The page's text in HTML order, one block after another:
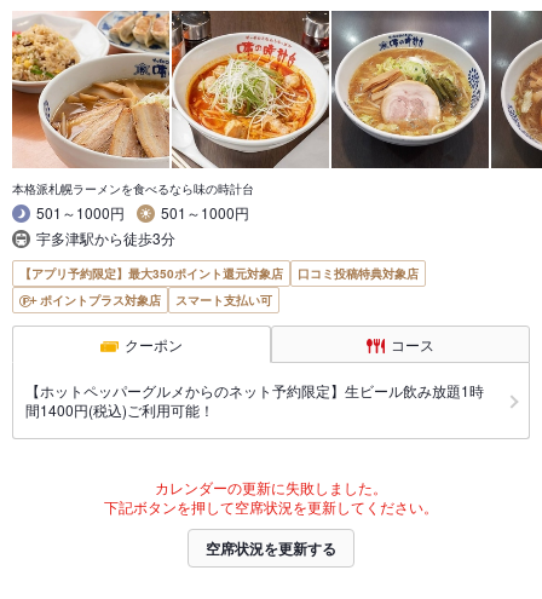
本格派札幌ラーメンを食べるなら味の時計台
501～1000円
501～1000円
宇多津駅から徒歩3分
【アプリ予約限定】最大350ポイント還元対象店
口コミ投稿特典対象店
ポイントプラス対象店
スマート支払い可
クーポン コース
【ホットペッパーグルメからのネット予約限定】生ビール飲み放題1時
間1400円(税込)ご利用可能！
カレンダーの更新に失敗しました。
下記ボタンを押して空席状況を更新してください。
空席状況を更新する